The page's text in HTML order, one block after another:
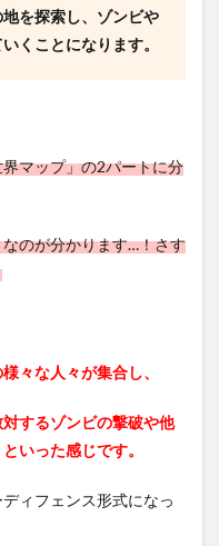
を探索し、ゾンビや
くことになります。
マップ」の2パートに分
のが分かります…！さす
々な人々が集合し、
するゾンビの撃破や他
いった感じです。
ィフェンス形式になっ